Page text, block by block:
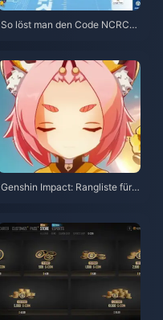
So löst man den Code NCRCK
Genshin Impact: Rangliste für d